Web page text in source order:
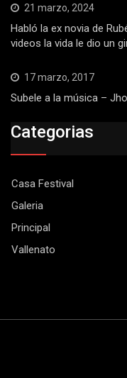
21 marzo, 2024
Habló la ex novia de
videos la vida le dio un
17 marzo, 2017
Subele a la música –
Categorias
Casa Festival
Galeria
Principal
Vallenato